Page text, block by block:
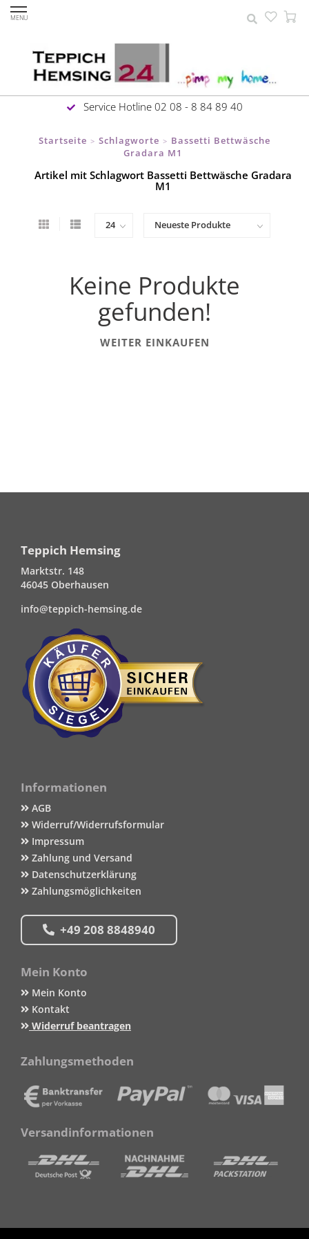
MENU
Service Hotline 02 08 - 8 84 89 40
Startseite > Schlagworte > Bassetti Bettwäsche
Gradara M1
Artikel mit Schlagwort Bassetti Bettwäsche Gradara
M1
Keine Produkte
gefunden!
WEITER EINKAUFEN
Teppich Hemsing
Marktstr. 148
46045 Oberhausen
info@teppich-hemsing.de
Informationen
AGB
Widerruf/Widerrufsformular
Impressum
Zahlung und Versand
Datenschutzerklärung
Zahlungsmöglichkeiten
+49 208 8848940
Mein Konto
Mein Konto
Kontakt
Widerruf beantragen
Zahlungsmethoden
Versandinformationen